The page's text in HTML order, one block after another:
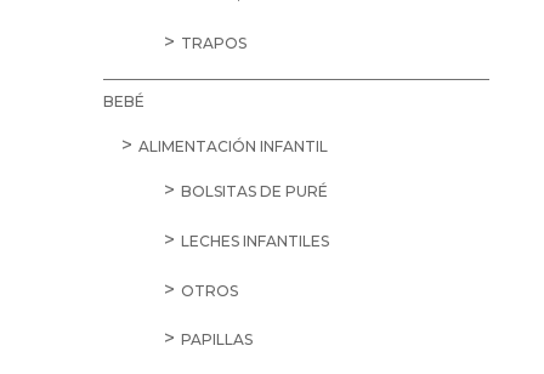
TRAPOS
BEBÉ
ALIMENTACIÓN INFANTIL
BOLSITAS DE PURÉ
LECHES INFANTILES
OTROS
PAPILLAS